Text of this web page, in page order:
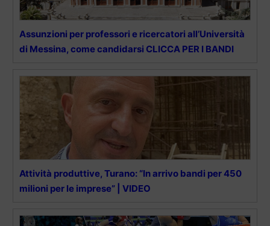
Assunzioni per professori e ricercatori all’Università
di Messina, come candidarsi CLICCA PER I BANDI
Attività produttive, Turano: “In arrivo bandi per 450
milioni per le imprese” | VIDEO